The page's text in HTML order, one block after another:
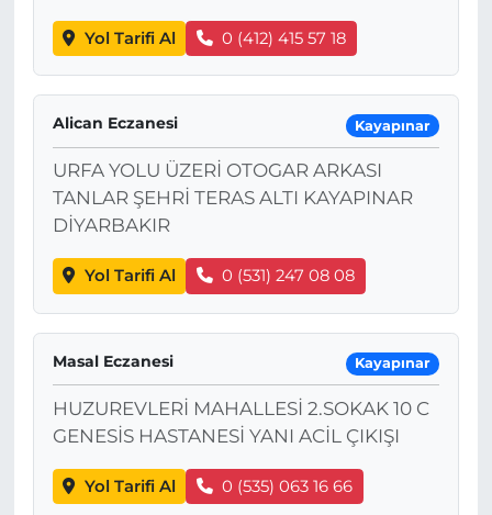
Yol Tarifi Al 0 (412) 415 57 18
Alican Eczanesi Kayapınar
URFA YOLU ÜZERİ OTOGAR ARKASI
TANLAR ŞEHRİ TERAS ALTI KAYAPINAR
DİYARBAKIR
Yol Tarifi Al 0 (531) 247 08 08
Masal Eczanesi Kayapınar
HUZUREVLERİ MAHALLESİ 2.SOKAK 10 C
GENESİS HASTANESİ YANI ACİL ÇIKIŞI
Yol Tarifi Al 0 (535) 063 16 66